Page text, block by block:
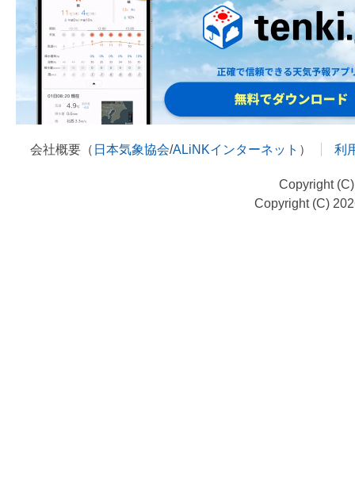
会社概要（ 日本気象協会/ALiNKインターネット ） 利
Copyright
Copyright (C)